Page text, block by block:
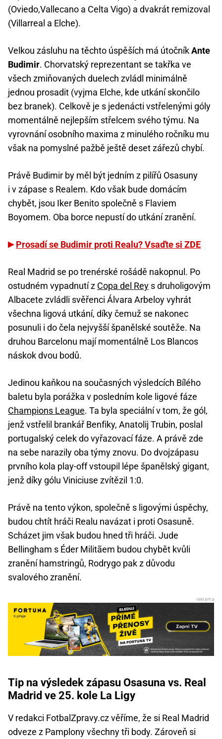
(Oviedo,Vallecano a Celta Vigo) a dvakrát remizoval
(Villarreal a Elche).
Velkou zásluhu na těchto úspěších má útočníkAnte
Budimir. Chorvatský reprezentant se takřka ve
všech zmiňovaných duelech zvládl minimálně
jednou prosadit (vyjma Elche, kde utkání skončilo
bez branek). Celkově je s jedenácti vstřelenými góly
momentálně nejlepším střelcem svého týmu. Na
vyrovnání osobního maxima z minulého ročníku mu
však na pomyslné pažbě ještě deset zářezů chybí.
Právě Budimir by měl být jedním z pilířů Osasuny
i v zápase s Realem. Kdo však bude domácím
chybět, jsou Iker Benito společně s Flaviem
Boyomem. Oba borce nepustí do utkání zranění.
Prosadí se Budimir proti Realu? Vsaďte si ZDE
Real Madrid se po trenérské rošádě nakopnul. Po
ostudném vypadnutí z Copa del Rey s druholigovým
Albacete zvládli svěřenci Álvara Arbeloy vyhrát
všechna ligová utkání, díky čemuž se nakonec
posunuli i do čela nejvyšší španělské soutěže. Na
druhou Barcelonu mají momentálně Los Blancos
náskok dvou bodů.
Jedinou kaňkou na současných výsledcích Bílého
baletu byla porážka v posledním kole ligové fáze
Champions League. Ta byla speciální v tom, že gól,
jenž vstřelil brankář Benfiky, Anatolij Trubin, poslal
portugalský celek do vyřazovací fáze. A právě zde
na sebe narazily oba týmy znovu. Do dvojzápasu
prvního kola play-off vstoupil lépe španělský gigant,
jenž díky gólu Viniciuse zvítězil 1:0.
Právě na tento výkon, společně s ligovými úspěchy,
budou chtít hráči Realu navázat i proti Osasuně.
Scházet jim však budou hned tři hráči. Jude
Bellingham s Éder Militãem budou chybět kvůli
zranění hamstringů, Rodrygo pak z důvodu
svalového zranění.
Tip na výsledek zápasu Osasuna vs. Real
Madrid ve 25. kole La Ligy
V redakci FotbalZpravy.cz věříme, že si Real Madrid
odveze z Pamplony všechny tři body. Zároveň si